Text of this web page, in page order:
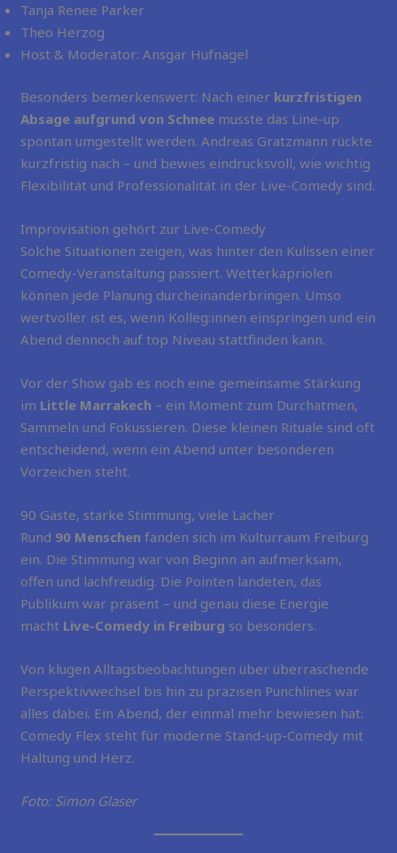
Tanja Renee Parker
Theo Herzog
Host & Moderator: Ansgar Hufnagel
Besonders bemerkenswert: Nach einer kurzfristigen
Absage aufgrund von Schnee musste das Line-up
spontan umgestellt werden. Andreas Gratzmann rückte
kurzfristig nach – und bewies eindrucksvoll, wie wichtig
Flexibilität und Professionalität in der Live-Comedy sind.
Improvisation gehört zur Live-Comedy
Solche Situationen zeigen, was hinter den Kulissen einer
Comedy-Veranstaltung passiert. Wetterkapriolen
können jede Planung durcheinanderbringen. Umso
wertvoller ist es, wenn Kolleg:innen einspringen und ein
Abend dennoch auf top Niveau stattfinden kann.
Vor der Show gab es noch eine gemeinsame Stärkung
im Little Marrakech – ein Moment zum Durchatmen,
Sammeln und Fokussieren. Diese kleinen Rituale sind oft
entscheidend, wenn ein Abend unter besonderen
Vorzeichen steht.
90 Gäste, starke Stimmung, viele Lacher
Rund 90 Menschen fanden sich im Kulturraum Freiburg
ein. Die Stimmung war von Beginn an aufmerksam,
offen und lachfreudig. Die Pointen landeten, das
Publikum war präsent – und genau diese Energie
macht Live-Comedy in Freiburg so besonders.
Von klugen Alltagsbeobachtungen über überraschende
Perspektivwechsel bis hin zu präzisen Punchlines war
alles dabei. Ein Abend, der einmal mehr bewiesen hat:
Comedy Flex steht für moderne Stand-up-Comedy mit
Haltung und Herz.
Foto: Simon Glaser